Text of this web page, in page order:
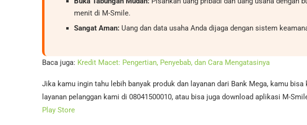
menit di M-Smile.
Sangat Aman: Uang dan data usaha Anda dijaga dengan sistem
Baca juga: Kredit Macet: Pengertian, Penyebab, dan Cara Mengatasinya
Jika kamu ingin tahu lebih banyak produk dan layanan dari Bank Mega, kamu bisa
layanan pelanggan kami di 08041500010, atau bisa juga download aplikasi M-
Play Store